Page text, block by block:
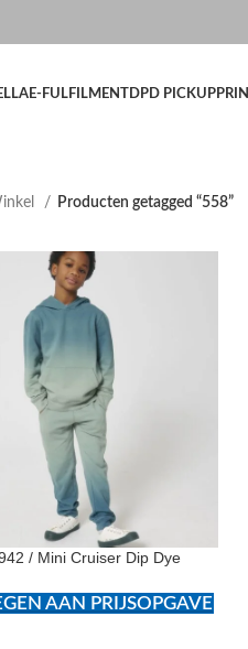
E-FULFILMENT DPD PICKUP
Producten getagged “558”
/ Mini Cruiser Dip Dye
AAN PRIJSOPGAVE